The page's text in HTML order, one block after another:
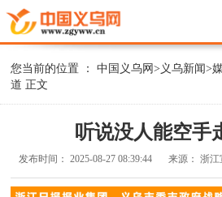
您当前的位置 ：中国义乌网> 义乌新闻>
道 正文
听说没人能空手
发布时间：2025-08-27 08:39:44 来源：浙江